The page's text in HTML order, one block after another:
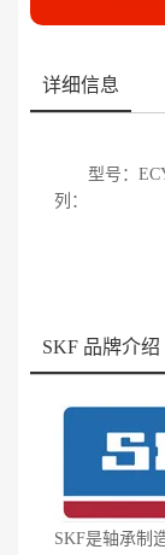
详细信息
型号：
列：
SKF 品牌介绍
SKF是轴承制